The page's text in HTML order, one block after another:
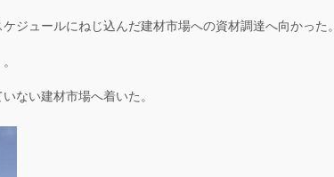
ジュールにねじ込んだ建材市場への資材調達へ向かった。
ない建材市場へ着いた。